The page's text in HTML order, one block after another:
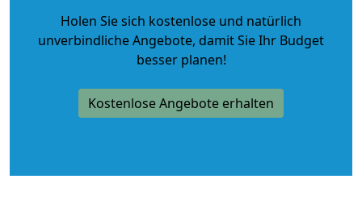
Holen Sie sich kostenlose und natürlich
unverbindliche Angebote, damit Sie Ihr Budget
besser planen!
Kostenlose Angebote erhalten